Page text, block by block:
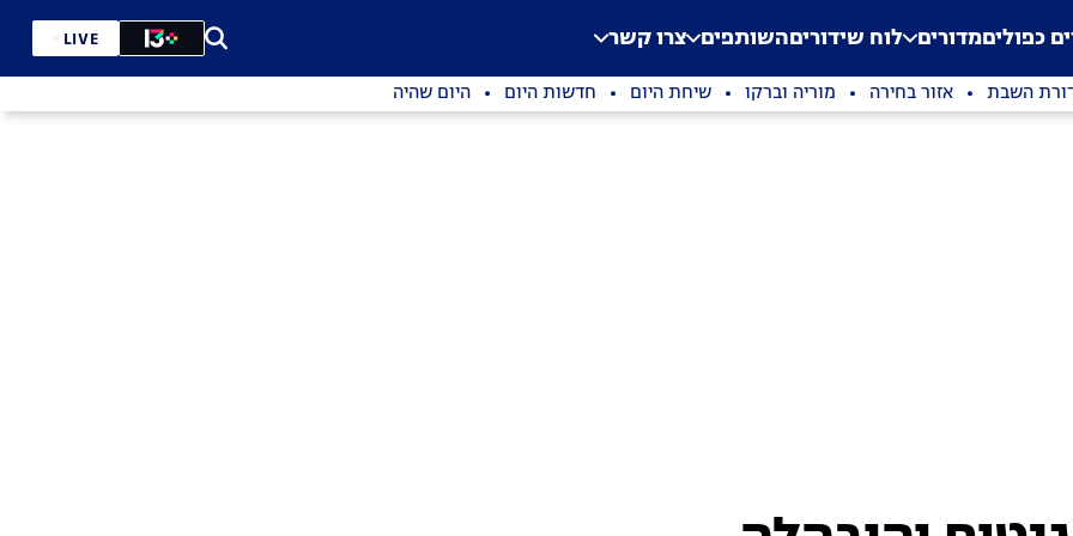
Application error: a
. כפוליםמדורים לוח שידוריםהשותפים צרו קשר LIVE
השבת אזור בחירה מוריה וברקו שיחת היום חדשות היום היום שהיה